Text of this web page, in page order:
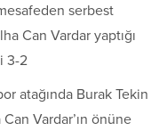
serbest
Can Vardar yaptığı
3-2
atağında Burak Tekin
Vardar’ın önüne